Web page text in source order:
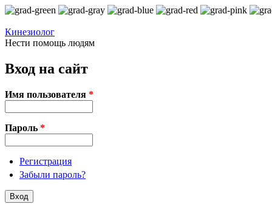
Перейти к основному содержанию
Кинезиолог
Нести помощь людям
Вход на сайт
Имя пользователя *
Пароль *
Регистрация
Забыли пароль?